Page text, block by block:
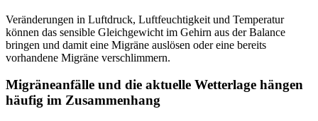
Veränderungen in Luftdruck, Luftfeuchtigkeit und Temperatur
können das sensible Gleichgewicht im Gehirn aus der Balance
bringen und damit eine Migräne auslösen oder eine bereits
vorhandene Migräne verschlimmern.
Migräneanfälle und die aktuelle Wetterlage hängen
häufig im Zusammenhang